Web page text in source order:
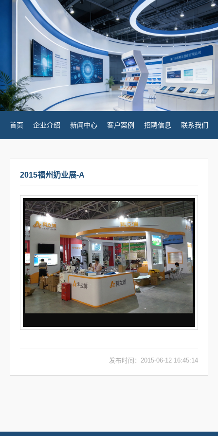
首页 企业介绍 新闻中心 客户案例 招聘信息 联系我们
2015福州奶业展-A
发布时间：2015-06-12 16:45:14